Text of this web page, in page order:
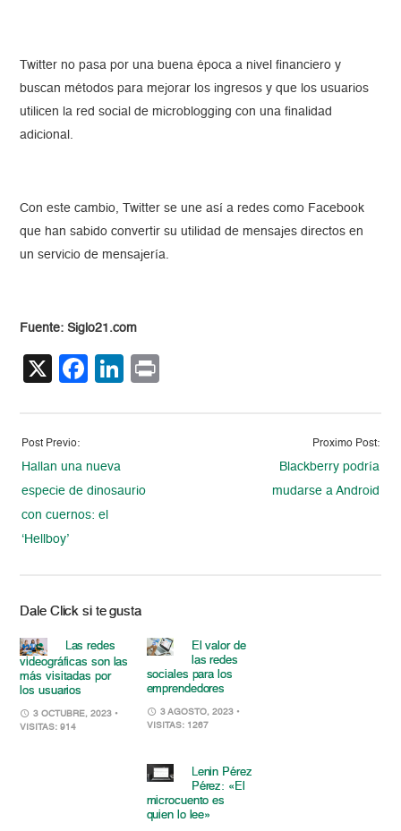
Twitter no pasa por una buena época a nivel financiero y
buscan métodos para mejorar los ingresos y que los usuarios
utilicen la red social de microblogging con una finalidad
adicional.
Con este cambio, Twitter se une así a redes como Facebook
que han sabido convertir su utilidad de mensajes directos en
un servicio de mensajería.
Fuente: Siglo21.com
X Facebook
LinkedIn
Post Previo:
Hallan una nueva
especie de dinosaurio
con cuernos: el
‘Hellboy’
Proximo Post:
Blackberry podría
mudarse a Android
Dale Click si te gusta
Las redes
videográficas son las
más visitadas por
los usuarios
3 OCTUBRE, 2023 •
VISITAS: 914
El valor de
las redes
sociales para los
emprendedores
3 AGOSTO, 2023 •
VISITAS: 1267
Lenin Pérez
Pérez: «El
microcuento es
quien lo lee»